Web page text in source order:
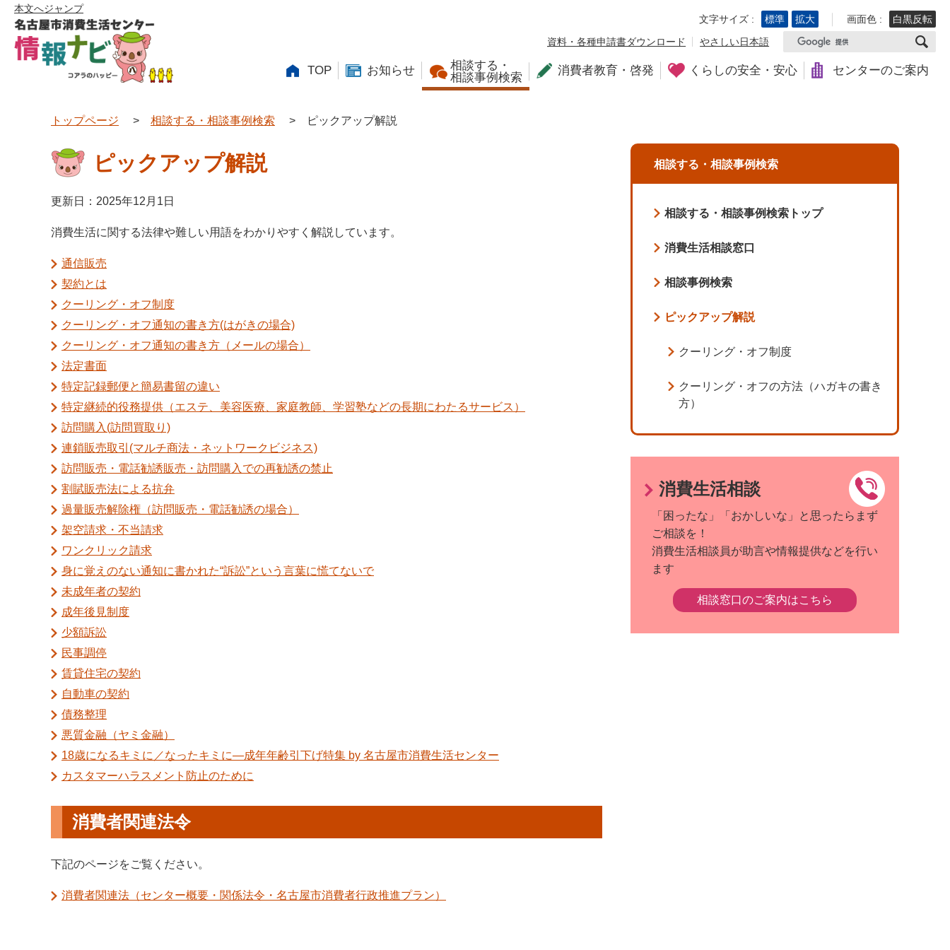
本文へジャンプ
文字サイズ :
標準 拡大 画面色 :
白黒反転
資料・各種申請書ダウンロード
やさしい日本語
TOP お知らせ
相談する・
相談事例検索
消費者教育・啓発 くらしの安全・安心 センターのご案内
トップページ > 相談する・相談事例検索 > ピックアップ解説
ピックアップ解説
更新日：2025年12月1日
消費生活に関する法律や難しい用語をわかりやすく解説しています。
通信販売
契約とは
クーリング・オフ制度
クーリング・オフ通知の書き方(はがきの場合)
クーリング・オフ通知の書き方（メールの場合）
法定書面
特定記録郵便と簡易書留の違い
特定継続的役務提供（エステ、美容医療、家庭教師、学習塾などの長期にわたるサービス）
訪問購入(訪問買取り)
連鎖販売取引(マルチ商法・ネットワークビジネス)
訪問販売・電話勧誘販売・訪問購入での再勧誘の禁止
割賦販売法による抗弁
過量販売解除権（訪問販売・電話勧誘の場合）
架空請求・不当請求
ワンクリック請求
身に覚えのない通知に書かれた“訴訟”という言葉に慌てないで
未成年者の契約
成年後見制度
少額訴訟
民事調停
賃貸住宅の契約
自動車の契約
債務整理
悪質金融（ヤミ金融）
18歳になるキミに／なったキミに―成年年齢引下げ特集 by 名古屋市消費生活センター
カスタマーハラスメント防止のために
消費者関連法令
下記のページをご覧ください。
消費者関連法（センター概要・関係法令・名古屋市消費者行政推進プラン）
相談する・相談事例検索
相談する・相談事例検索トップ
消費生活相談窓口
相談事例検索
ピックアップ解説
クーリング・オフ制度
クーリング・オフの方法（ハガキの書き
方）
消費生活相談
「困ったな」「おかしいな」と思ったらまず
ご相談を！
消費生活相談員が助言や情報提供などを行い
ます
相談窓口のご案内はこちら